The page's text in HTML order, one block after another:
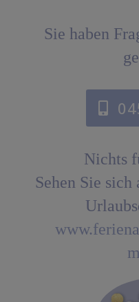
Sie haben
Nichts
Sehen Sie sich